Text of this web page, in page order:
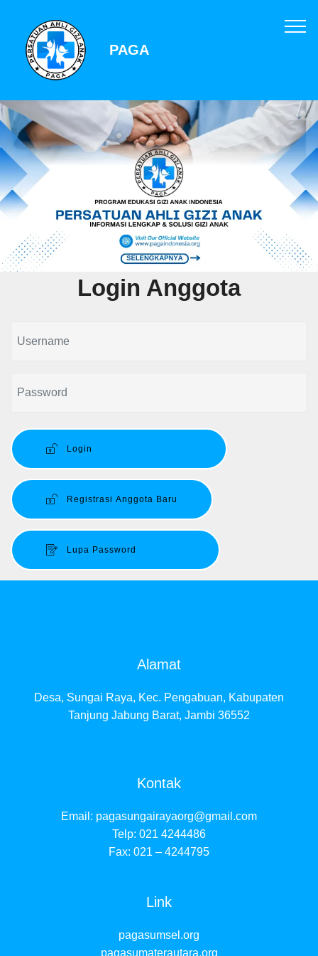
PAGA
Login Anggota
Login
Registrasi Anggota Baru
Lupa Password
Alamat
Desa, Sungai Raya, Kec. Pengabuan, Kabupaten
Tanjung Jabung Barat, Jambi 36552
Kontak
Email: pagasungairayaorg@gmail.com
Telp: 021 4244486
Fax: 021 – 4244795
Link
pagasumsel.org
pagasumaterautara.org